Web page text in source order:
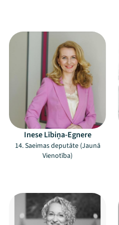
Inese Lībiņa-Egnere
14. Saeimas deputāte (Jaunā
Vienotība)